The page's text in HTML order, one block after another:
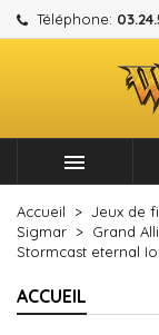
Téléphone:

Accueil Jeux de
Sigmar
Grand
Stormcast eternal
ACCUEIL
Mes
Créer une
Créer
Nom de la
Vous devez
votre liste